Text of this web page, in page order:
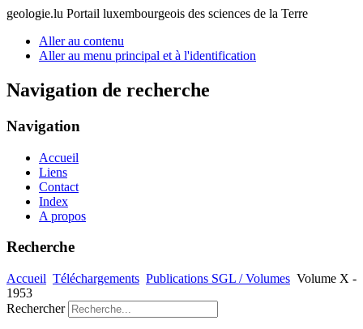
geologie.lu Portail luxembourgeois des sciences de la Terre
Aller au contenu
Aller au menu principal et à l'identification
Navigation de recherche
Navigation
Accueil
Liens
Contact
Index
A propos
Recherche
Accueil Téléchargements Publications SGL / Volumes Volume X -
1953
Rechercher